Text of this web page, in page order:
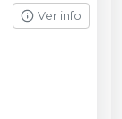
Ver info